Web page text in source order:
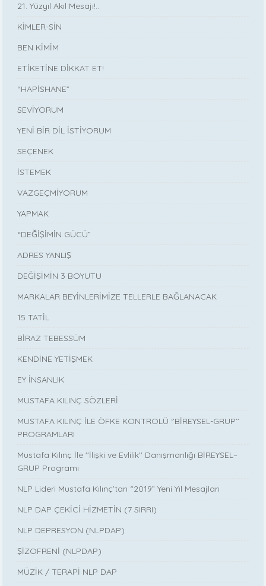
21. Yüzyıl Akıl Mesajı!..
KİMLER-SİN
BEN KİMİM
ETİKETİNE DİKKAT ET!
“HAPİSHANE”
SEVİYORUM
YENİ BİR DİL İSTİYORUM
SEÇENEK
İSTEMEK
VAZGEÇMİYORUM
YAPMAK
“DEĞİŞİMİN GÜCÜ”
ADRES YANLIŞ
DEĞİŞİMİN 3 BOYUTU
MARKALAR BEYİNLERİMİZE TELLERLE BAĞLANACAK
15 TATİL
BİRAZ TEBESSÜM
KENDİNE YETİŞMEK
EY İNSANLIK
MUSTAFA KILINÇ SÖZLERİ
MUSTAFA KILINÇ İLE ÖFKE KONTROLÜ ‘’BİREYSEL-GRUP’’
PROGRAMLARI
Mustafa Kılınç İle ''İlişki ve Evlilik'' Danışmanlığı BİREYSEL–
GRUP Programı
NLP Lideri Mustafa Kılınç’tan “2019” Yeni Yıl Mesajları
NLP DAP ÇEKİCİ HİZMETİN (7 SIRRI)
NLP DEPRESYON (NLPDAP)
ŞİZOFRENİ (NLPDAP)
MÜZİK / TERAPİ NLP DAP